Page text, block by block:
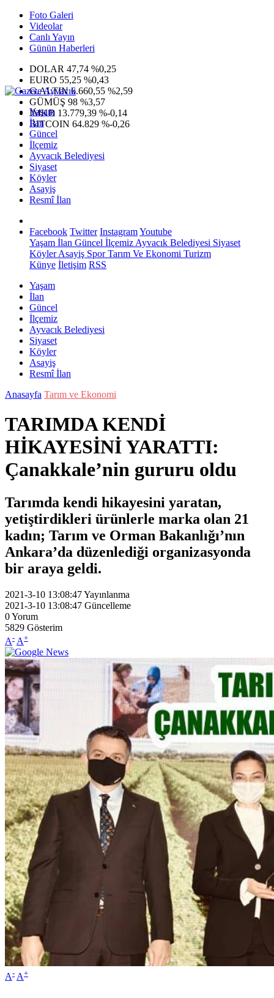
Foto Galeri
Videolar
Canlı Yayın
Günün Haberleri
DOLAR 47,74 %0,25
EURO 55,25 %0,43
G.ALTIN6.660,55 %2,59
GÜMÜŞ 98 %3,57
IMKB 13.779,39 %-0,14
BITCOIN 64.829 %-0,26
Yaşam
İlan
Güncel
İlçemiz
Ayvacık Belediyesi
Siyaset
Köyler
Asayiş
Resmî İlan
Facebook Twitter InstagramYoutube
Yaşam İlan Güncel İlçemiz Ayvacık Belediyesi Siyaset
KöylerAsayiş SporTarım Ve Ekonomi Turizm
Künye İletişim RSS
Yaşam
İlan
Güncel
İlçemiz
Ayvacık Belediyesi
Siyaset
Köyler
Asayiş
Resmî İlan
Anasayfa Tarım ve Ekonomi
TARIMDA KENDİ
HİKAYESİNİ YARATTI:
Çanakkale’nin gururu oldu
Tarımda kendi hikayesini yaratan,
yetiştirdikleri ürünlerle marka olan 21
kadın; Tarım ve Orman Bakanlığı’nın
Ankara’da düzenlediği organizasyonda
bir araya geldi.
2021-3-10 13:08:47Yayınlanma
2021-3-10 13:08:47 Güncelleme
0Yorum
5829 Gösterim
A- A+
A- A+